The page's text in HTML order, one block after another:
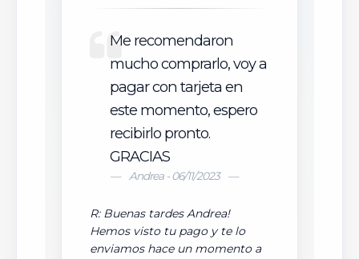
Me recomendaron
mucho comprarlo, voy a
pagar con tarjeta en
este momento, espero
recibirlo pronto.
GRACIAS
Andrea - 06/11/2023
R: Buenas tardes Andrea!
Hemos visto tu pago y te lo
enviamos hace un momento a